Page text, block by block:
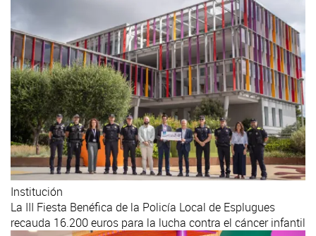
Institución
La III Fiesta Benéfica de la Policía Local de Esplugues
recauda 16.200 euros para la lucha contra el cáncer infantil